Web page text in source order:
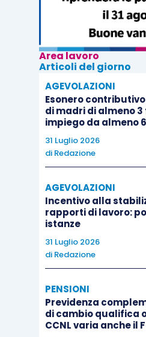
Area lavoro
Articoli del giorno
AGEVOLAZIONI
Esonero
di madri di almeno
impiego da almeno
31 Luglio 2026
di Redazione
AGEVOLAZIONI
Incentivo alla
rapporti di lavoro:
istanze
31 Luglio 2026
di Redazione
PENSIONI
Previdenza
di cambio qualifica
CCNL varia anche il